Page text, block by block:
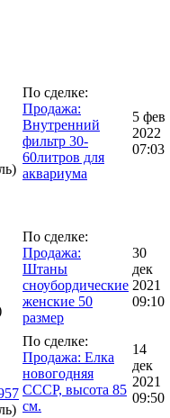
По сделке:
Продажа:
Внутренний
фильтр 30-
60литров для
аквариума
5 фев
2022
07:03
По сделке:
Продажа:
Штаны
сноубордические
женские 50
размер
30
дек
2021
09:10
По сделке:
Продажа: Елка
новогодняя
СССР, высота 85
см.
14
дек
2021
09:50